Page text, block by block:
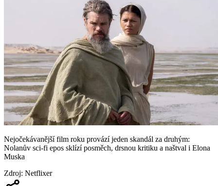
Nejočekávanější film roku provází jeden skandál za druhým:
Nolanův sci-fi epos sklízí posměch, drsnou kritiku a naštval i Elona
Muska
Zdroj: Netflixer